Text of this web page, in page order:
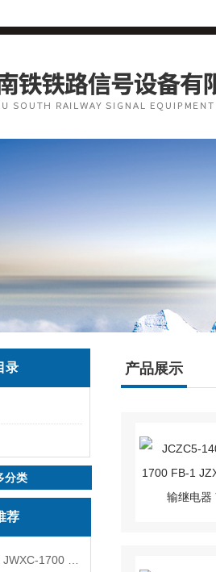
录
分类
荐
产品展示